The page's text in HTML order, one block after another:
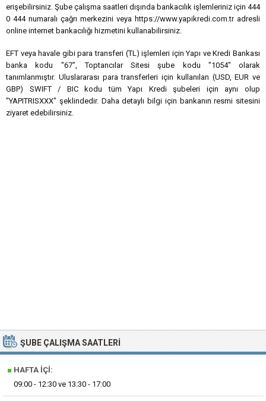
erişebilirsiniz. Şube çalışma saatleri dışında bankacılık işlemleriniz için 444
0 444 numaralı çağrı merkezini veya https://www.yapikredi.com.tr adresli
online internet bankacılığı hizmetini kullanabilirsiniz.
EFT veya havale gibi para transferi (TL) işlemleri için Yapı ve Kredi Bankası
banka kodu "67", Toptancılar Sitesi şube kodu "1054" olarak
tanımlanmıştır. Uluslararası para transferleri için kullanılan (USD, EUR ve
GBP) SWIFT / BIC kodu tüm Yapı Kredi şubeleri için aynı olup
"YAPITRISXXX" şeklindedir. Daha detaylı bilgi için bankanın resmi sitesini
ziyaret edebilirsiniz.
ŞUBE ÇALIŞMA SAATLERI
■ HAFTA İÇI:
09:00 - 12:30 ve 13:30 - 17:00